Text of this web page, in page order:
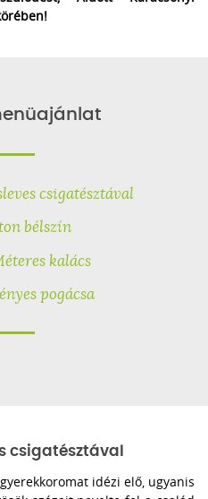
csigatésztával
bélszín
kalács
pogácsa
csigatésztával
idézi elő, ugyanis